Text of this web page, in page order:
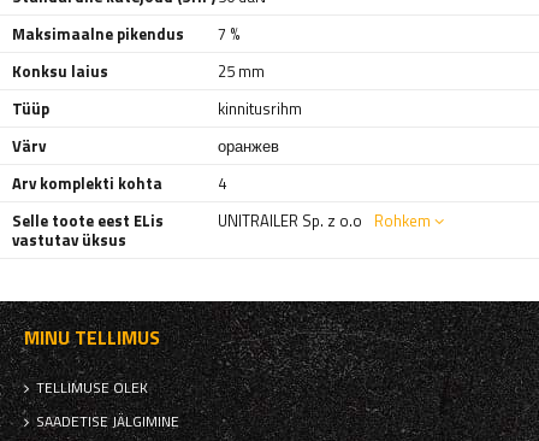
Maksimaalne pikendus
7 %
Konksu laius
25 mm
Tüüp
kinnitusrihm
Värv
оранжев
Arv komplekti kohta
4
Selle toote eest ELis
vastutav üksus
UNITRAILER Sp. z o.o Rohkem
MINU TELLIMUS
TELLIMUSE OLEK
SAADETISE JÄLGIMINE